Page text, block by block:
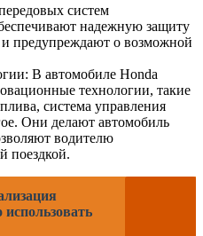
систем
надежную защиту
предупреждают о возможной
В автомобиле Honda
технологии, такие
система управления
Они делают автомобиль
водителю
поездкой.